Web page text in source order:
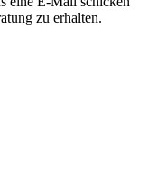
zu erhalten.